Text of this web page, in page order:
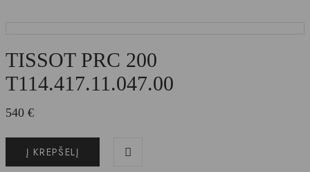
TISSOT PRC 200
T114.417.11.047.00
540 €
Į KREPŠELĮ